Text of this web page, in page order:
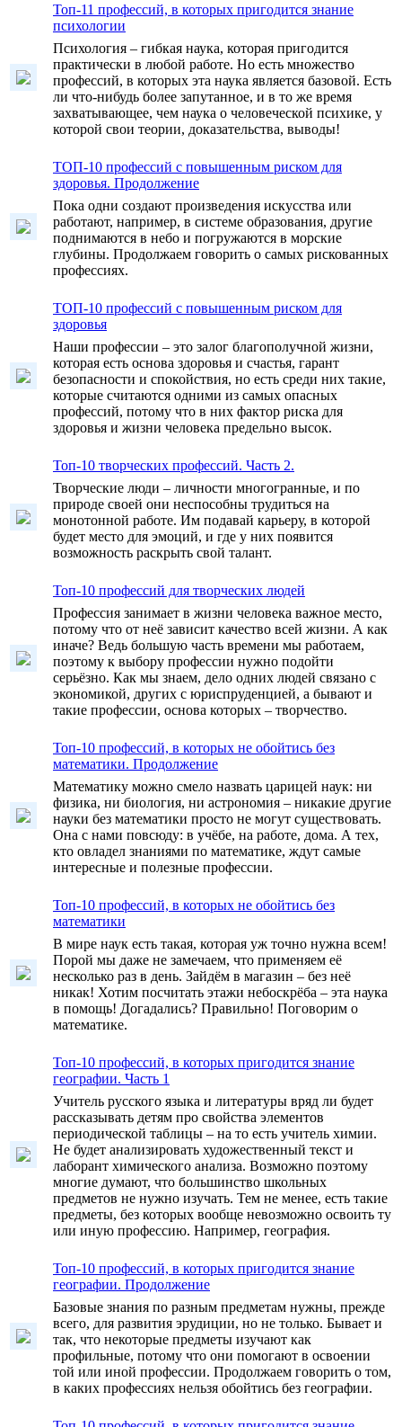
Топ-11 профессий, в которых пригодится знание
психологии
Психология – гибкая наука, которая пригодится
практически в любой работе. Но есть множество
профессий, в которых эта наука является базовой. Есть
ли что-нибудь более запутанное, и в то же время
захватывающее, чем наука о человеческой психике, у
которой свои теории, доказательства, выводы!
ТОП-10 профессий с повышенным риском для
здоровья. Продолжение
Пока одни создают произведения искусства или
работают, например, в системе образования, другие
поднимаются в небо и погружаются в морские
глубины. Продолжаем говорить о самых рискованных
профессиях.
ТОП-10 профессий с повышенным риском для
здоровья
Наши профессии – это залог благополучной жизни,
которая есть основа здоровья и счастья, гарант
безопасности и спокойствия, но есть среди них такие,
которые считаются одними из самых опасных
профессий, потому что в них фактор риска для
здоровья и жизни человека предельно высок.
Топ-10 творческих профессий. Часть 2.
Творческие люди – личности многогранные, и по
природе своей они неспособны трудиться на
монотонной работе. Им подавай карьеру, в которой
будет место для эмоций, и где у них появится
возможность раскрыть свой талант.
Топ-10 профессий для творческих людей
Профессия занимает в жизни человека важное место,
потому что от неё зависит качество всей жизни. А как
иначе? Ведь большую часть времени мы работаем,
поэтому к выбору профессии нужно подойти
серьёзно. Как мы знаем, дело одних людей связано с
экономикой, других с юриспруденцией, а бывают и
такие профессии, основа которых – творчество.
Топ-10 профессий, в которых не обойтись без
математики. Продолжение
Математику можно смело назвать царицей наук: ни
физика, ни биология, ни астрономия – никакие другие
науки без математики просто не могут существовать.
Она с нами повсюду: в учёбе, на работе, дома. А тех,
кто овладел знаниями по математике, ждут самые
интересные и полезные профессии.
Топ-10 профессий, в которых не обойтись без
математики
В мире наук есть такая, которая уж точно нужна всем!
Порой мы даже не замечаем, что применяем её
несколько раз в день. Зайдём в магазин – без неё
никак! Хотим посчитать этажи небоскрёба – эта наука
в помощь! Догадались? Правильно! Поговорим о
математике.
Топ-10 профессий, в которых пригодится знание
географии. Часть 1
Учитель русского языка и литературы вряд ли будет
рассказывать детям про свойства элементов
периодической таблицы – на то есть учитель химии.
Не будет анализировать художественный текст и
лаборант химического анализа. Возможно поэтому
многие думают, что большинство школьных
предметов не нужно изучать. Тем не менее, есть такие
предметы, без которых вообще невозможно освоить ту
или иную профессию. Например, география.
Топ-10 профессий, в которых пригодится знание
географии. Продолжение
Базовые знания по разным предметам нужны, прежде
всего, для развития эрудиции, но не только. Бывает и
так, что некоторые предметы изучают как
профильные, потому что они помогают в освоении
той или иной профессии. Продолжаем говорить о том,
в каких профессиях нельзя обойтись без географии.